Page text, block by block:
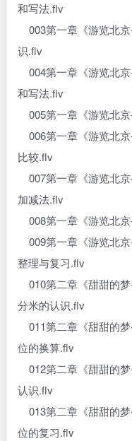
和写法.flv
003第一章《游览北
识.flv
004第一章《游览北
和写法.flv
005第一章《游览北
006第一章《游览北
比较.flv
007第一章《游览北
加减法.flv
008第一章《游览北
009第一章《游览北
整理与复习.flv
010第二章《甜甜的
分米的认识.flv
011第二章《甜甜的
位的换算.flv
012第二章《甜甜的
认识.flv
013第二章《甜甜的
位的复习.flv